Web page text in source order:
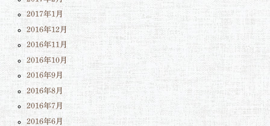
2017年1月
2016年12月
2016年11月
2016年10月
2016年9月
2016年8月
2016年7月
2016年6月